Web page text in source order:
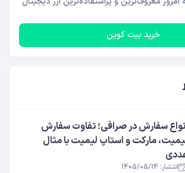
خرید بیت کوین
سفارش در صرافی؛ تفاوت سفارش
مارکت و استاپ لیمیت با مثال
انتشار: 1405/05/14